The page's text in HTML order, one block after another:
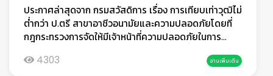
ยังคงใช้แนวทางเดิม อาจพบว่าการดำเนินการจะยากขึ้นและ
ไม่ตอบโจทย์ข้อกำหนดใหม่ในขณะที่องค์กรที่ปรับตัวได้เร็ว
จะสามารถใช้ ISO เป็นเครื่องมือในการลดความเสี่ยง เพิ่ม
ประสิทธิภาพ และสร้างความได้เปรียบทางการแข่งขันได้
อย่างชัดเจนท้ายที่สุด สิ่งแวดล้อมไม่ใช่เรื่องไกลตัว และ
การขัดข้องขณะใช้งาน ซึ่งเป็นอันตรายอย่างยิ่งเมื่ออยู่ในที่
สูงบทเรียนจากอุบัติเหตุในอดีตสอนเราว่า ความประมาท
เพียงเล็กน้อย สามารถนำไปสู่ผลลัพธ์ที่ใหญ่เกินคาดเสมอ
การฝึกอบรมผู้ควบคุมรถกระเช้าหนึ่งในหัวใจสำคัญของ
ความปลอดภัย คือ “คน” ผู้ควบคุมรถกระเช้าต้องได้รับการ
ประกาศล่าสุดจาก กรมสวัสดิการ เรื่อง การเทียบเท่าวุฒิไม่
ต่ำกว่า ป.ตรี สาขาอาชีวอนามัยและความปลอดภัยโดยที่
กฎกระทรวงการจัดให้มีเจ้าหน้าที่ความปลอดภัยในการ
ด้านความปลอดภัยในสถานประกอบกิจการ พ.ศ. 2565 ข้อ
4303 อ่านเพิ่มเติม